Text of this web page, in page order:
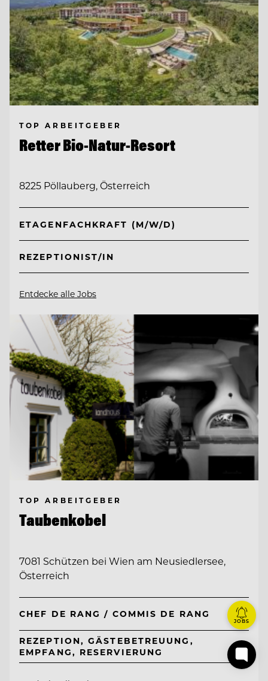
TOP ARBEITGEBER
Retter Bio-Natur-Resort
8225 Pöllauberg, Österreich
ETAGENFACHKRAFT (M/W/D)
REZEPTIONIST/IN
Entdecke alle Jobs
TOP ARBEITGEBER
Taubenkobel
7081 Schützen bei Wien am Neusiedlersee,
Österreich
CHEF DE RANG / COMMIS DE RANG
REZEPTION, GÄSTEBETREUUNG,
EMPFANG, RESERVIERUNG
JOBS